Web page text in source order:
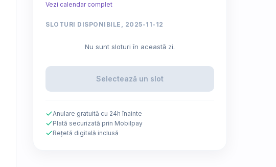
Vezi calendar complet
SLOTURI DISPONIBILE, 2025-11-12
Nu sunt sloturi în această zi.
Selectează un slot
Anulare gratuită cu 24h înainte
Plată securizată prin Mobilpay
Rețetă digitală inclusă